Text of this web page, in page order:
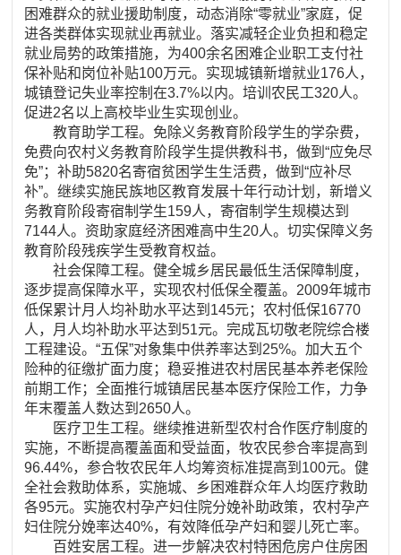
困难群众的就业援助制度，动态消除“零就业”家庭，促
进各类群体实现就业再就业。落实减轻企业负担和稳定
就业局势的政策措施，为400余名困难企业职工支付社
保补贴和岗位补贴100万元。实现城镇新增就业176人，
城镇登记失业率控制在3.7%以内。培训农民工320人。
促进2名以上高校毕业生实现创业。
教育助学工程。免除义务教育阶段学生的学杂费，
免费向农村义务教育阶段学生提供教科书，做到“应免尽
免”；补助5820名寄宿贫困学生生活费，做到“应补尽
补”。继续实施民族地区教育发展十年行动计划，新增义
务教育阶段寄宿制学生159人，寄宿制学生规模达到
7144人。资助家庭经济困难高中生20人。切实保障义务
教育阶段残疾学生受教育权益。
社会保障工程。健全城乡居民最低生活保障制度，
逐步提高保障水平，实现农村低保全覆盖。2009年城市
低保累计月人均补助水平达到145元；农村低保16770
人，月人均补助水平达到51元。完成瓦切敬老院综合楼
工程建设。“五保”对象集中供养率达到25%。加大五个
险种的征缴扩面力度；稳妥推进农村居民基本养老保险
前期工作；全面推行城镇居民基本医疗保险工作，力争
年末覆盖人数达到2650人。
医疗卫生工程。继续推进新型农村合作医疗制度的
实施，不断提高覆盖面和受益面，牧农民参合率提高到
96.44%，参合牧农民年人均筹资标准提高到100元。健
全社会救助体系，实施城、乡困难群众年人均医疗救助
各95元。实施农村孕产妇住院分娩补助政策，农村孕产
妇住院分娩率达40%，有效降低孕产妇和婴儿死亡率。
百姓安居工程。进一步解决农村特困危房户住房困